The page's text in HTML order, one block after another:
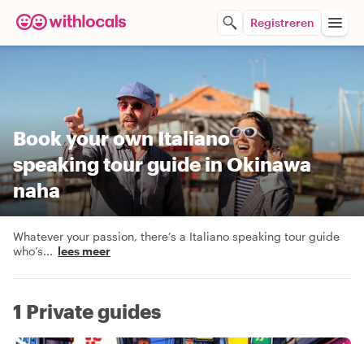
Registreren
Book your own Italiano
speaking tour guide in Okinawa
naha
Whatever your passion, there’s a Italiano speaking tour guide
who’s... lees meer
1 Private guides